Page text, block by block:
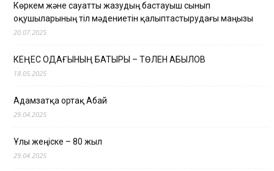
Көркем және сауатты жазудың бастауыш сынып
оқушыларының тіл мәдениетін қалыптастырудағы маңызы
20.07.2025
КЕҢЕС ОДАҒЫНЫҢ БАТЫРЫ – ТӨЛЕН ҚАБЫЛОВ
18.05.2025
Адамзатқа ортақ Абай
29.04.2025
Ұлы жеңіске – 80 жыл
29.04.2025